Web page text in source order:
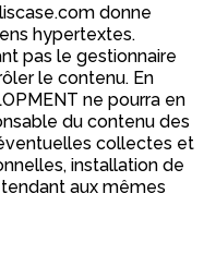
donne
hypertextes.
pas le gestionnaire
le contenu. En
ne pourra en
du contenu des
collectes et
installation de
aux mêmes